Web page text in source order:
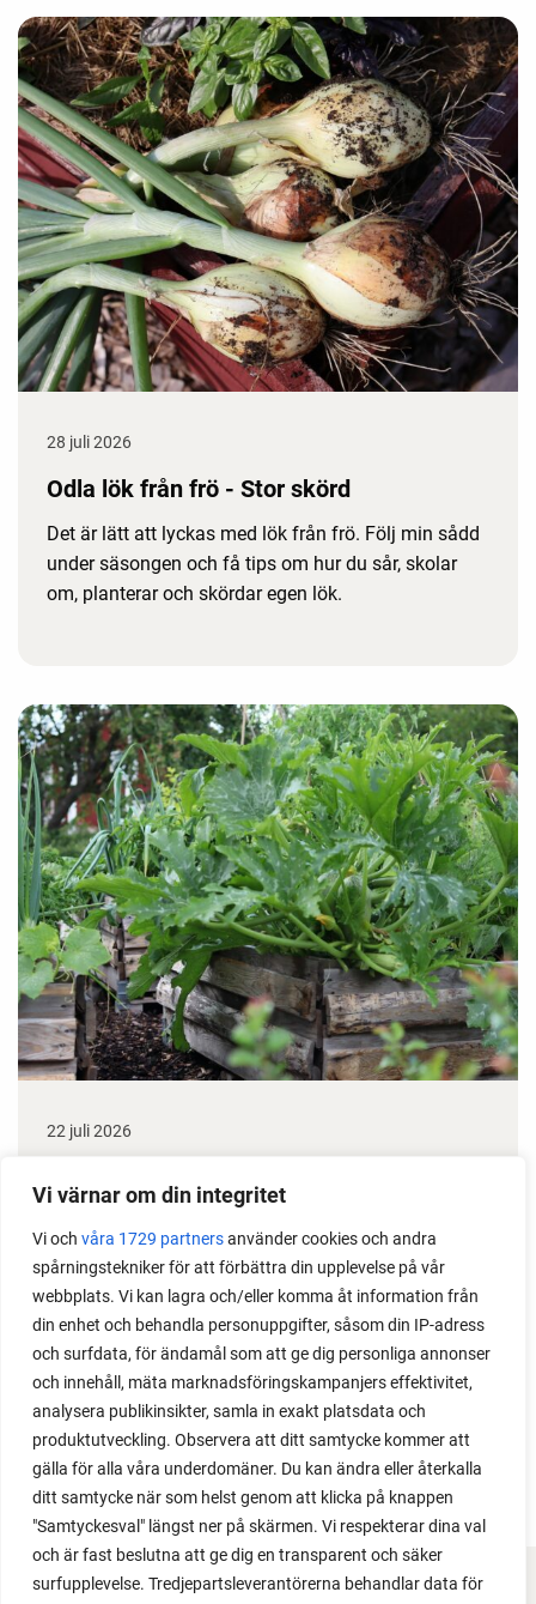
Vi värnar om din integritet
Vi och våra 1729 partnersanvänder cookies och andra
spårningstekniker för att förbättra din upplevelse på vår
webbplats. Vi kan lagra och/eller komma åt information från
din enhet och behandla personuppgifter, såsom din IP-adress
och surfdata, för ändamål som att ge dig personliga annonser
och innehåll, mäta marknadsföringskampanjers effektivitet,
analysera publikinsikter, samla in exakt platsdata och
produktutveckling. Observera att ditt samtycke kommer att
gälla för alla våra underdomäner. Du kan ändra eller återkalla
ditt samtycke när som helst genom att klicka på knappen
"Samtyckesval" längst ner på skärmen. Vi respekterar dina val
och är fast beslutna att ge dig en transparent och säker
surfupplevelse. Tredjepartsleverantörerna behandlar data för
28 juli 2026
Odla lök från frö - Stor skörd
Det är lätt att lyckas med lök från frö. Följ min sådd
under säsongen och få tips om hur du sår, skolar
om, planterar och skördar egen lök.
22 juli 2026
växter i en pallkrage tillsammans med andra växter.
Perfekt om du vill odla mycket i på liten yta.